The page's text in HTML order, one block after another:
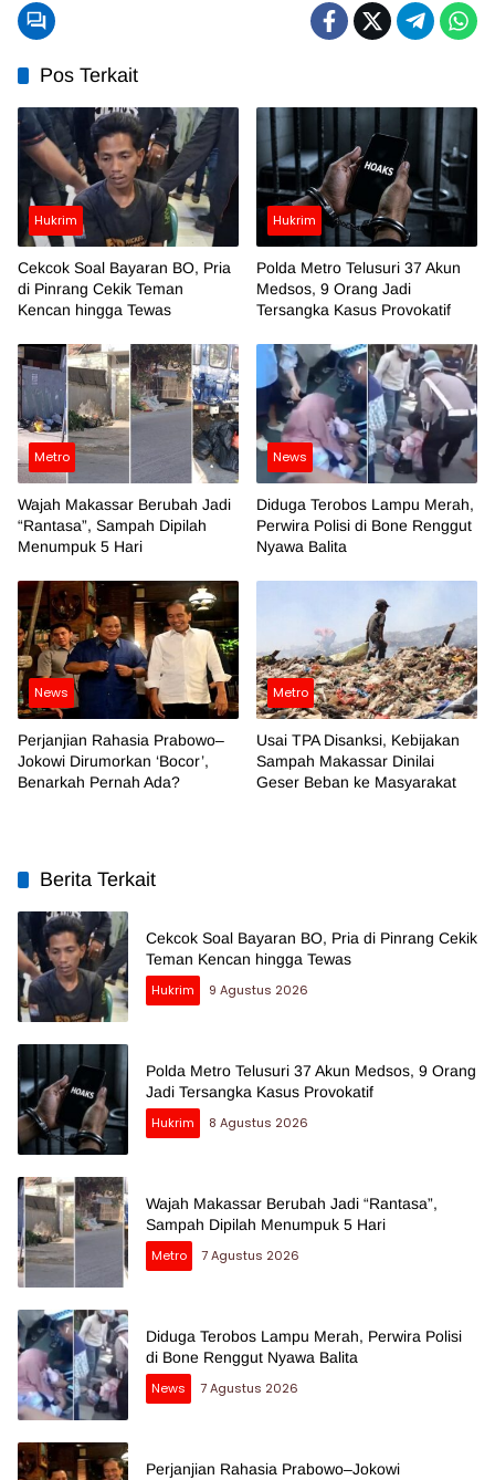
Pos Terkait
Hukrim
Cekcok Soal Bayaran BO, Pria
di Pinrang Cekik Teman
Kencan hingga Tewas
Hukrim
Polda Metro Telusuri 37 Akun
Medsos, 9 Orang Jadi
Tersangka Kasus Provokatif
Metro
Wajah Makassar Berubah Jadi
“Rantasa”, Sampah Dipilah
Menumpuk 5 Hari
News
Diduga Terobos Lampu Merah,
Perwira Polisi di Bone Renggut
Nyawa Balita
News
Perjanjian Rahasia Prabowo–
Jokowi Dirumorkan ‘Bocor’,
Benarkah Pernah Ada?
Metro
Usai TPA Disanksi, Kebijakan
Sampah Makassar Dinilai
Geser Beban ke Masyarakat
Berita Terkait
Cekcok Soal Bayaran BO, Pria di Pinrang Cekik
Teman Kencan hingga Tewas
Hukrim
9 Agustus 2026
Polda Metro Telusuri 37 Akun Medsos, 9 Orang
Jadi Tersangka Kasus Provokatif
Hukrim
8 Agustus 2026
Wajah Makassar Berubah Jadi “Rantasa”,
Sampah Dipilah Menumpuk 5 Hari
Metro
7 Agustus 2026
Diduga Terobos Lampu Merah, Perwira Polisi
di Bone Renggut Nyawa Balita
News
7 Agustus 2026
Perjanjian Rahasia Prabowo–Jokowi